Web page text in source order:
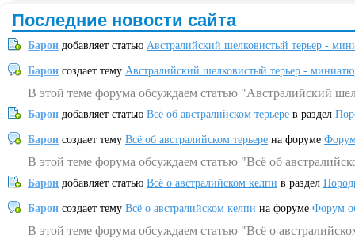
Последние новости сайта
Барон добавляет статью Австралийский шелковистый терьер -
Барон создает тему Австралийский шелковистый терьер -
В этой теме форума обсуждаем статью "Австралийский
Барон добавляет статью Всё об австралийском терьере в раздел
Барон создает тему Всё об австралийском терьере на форуме
В этой теме форума обсуждаем статью "Всё об
Барон добавляет статью Всё о австралийском келпи в раздел
Барон создает тему Всё о австралийском келпи на форуме Форум
В этой теме форума обсуждаем статью "Всё о